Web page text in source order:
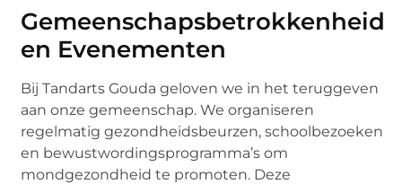
Gemeenschapsbetrokkenheid
en Evenementen
Bij Tandarts Gouda geloven we in het teruggeven
aan onze gemeenschap. We organiseren
regelmatig gezondheidsbeurzen, schoolbezoeken
en bewustwordingsprogramma’s om
mondgezondheid te promoten. Deze